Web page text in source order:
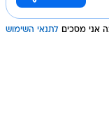
אני מסכים לתנאי השימוש